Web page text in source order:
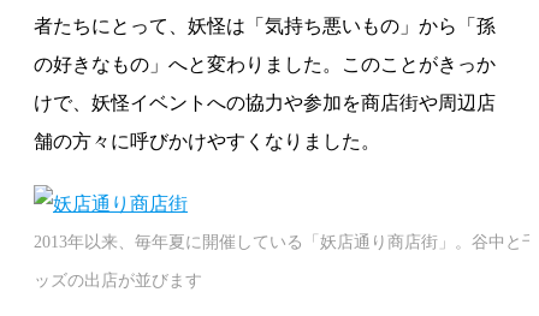
者たちにとって、妖怪は「気持ち悪いもの」から「孫
の好きなもの」へと変わりました。このことがきっか
けで、妖怪イベントへの協力や参加を商店街や周辺店
舗の方々に呼びかけやすくなりました。
2013年以来、毎年夏に開催している「妖店通り商店街」。谷中と
ッズの出店が並びます